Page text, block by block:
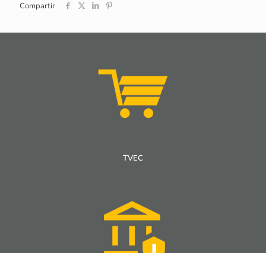
Compartir
TVEC